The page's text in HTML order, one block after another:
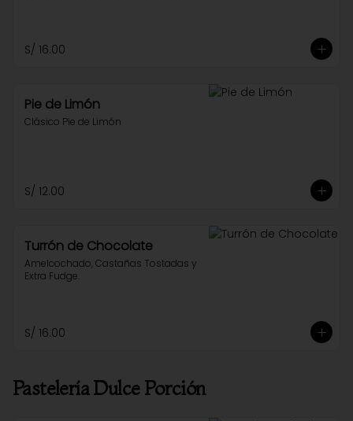
S/ 16.00
Pie de Limón
Clásico Pie de Limón
S/ 12.00
Turrón de Chocolate
Amelcochado, Castañas Tostadas y
Extra Fudge.
S/ 16.00
Pastelería Dulce Porción